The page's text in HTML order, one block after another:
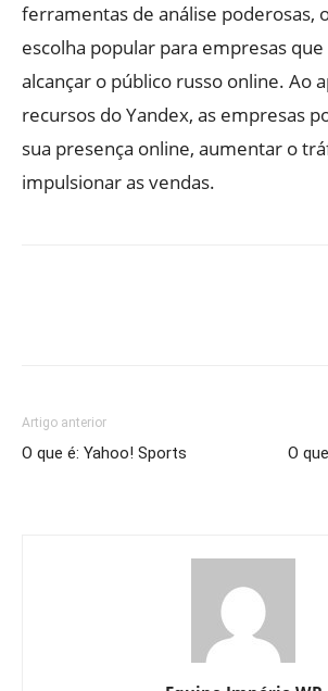
ferramentas de análise poderosas,
escolha popular para empresas
alcançar o público russo online. Ao
recursos do Yandex, as empresas
sua presença online, aumentar o
impulsionar as vendas.
Artigo anterior
O que é: Yahoo! Sports
O